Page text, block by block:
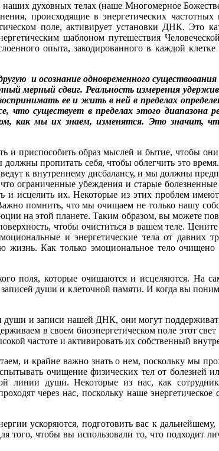
духовных телах (наше Многомерное
происходящие в энергетических
поле, активирует установки ДНК. Это
шаблоном путешествия
опыта, закодированного в каждой
и осознание одновременного
мерный сдвиг. Реальность измерения
ее и жить в ней в пределах
существует в пределах этого диапазона
как мы их знаем, изменятся. Это значит,
и приспособить образ мыслей и бытие, чтобы
пропитать себя, чтобы облегчить это
к внутреннему дисбалансу, и мы должны
ограниченные убеждения и старые
их. Некоторые из этих проблем
помнить, что мы очищаем не только нашу
на этой планете. Таким образом, вы можете
чтобы очиститься в вашем теле.
и энергетические тела от давних
Как только эмоциональное тело
поля, которые очищаются и исцеляются. На
души и клеточной памяти. И когда вы
души и записи нашей ДНК, они могут
в своем биоэнергетическом поле этот
частоте и активировать их собственный
и крайне важно знать о нем, поскольку мы
очищение физических тел от болезней
линии души. Некоторые из нас, как
через нас, поскольку наше энергетическое
ускоряются, подготовить вас к
того, чтобы вы использовали то, что подходит